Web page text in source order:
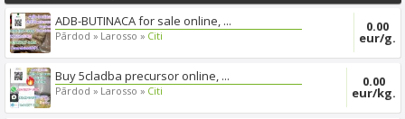
ADB-BUTINACA for sale online, ...
Pārdod » Larosso » Citi
0.00
eur/g.
Buy 5cladba precursor online, ...
Pārdod » Larosso » Citi
0.00
eur/kg.